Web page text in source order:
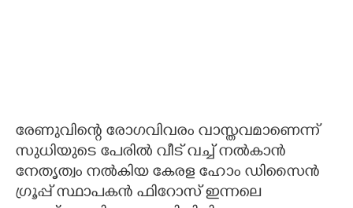
രേണുവിന്റെ രോഗവിവരം വാസ്തവമാണെന്ന്
സുധിയുടെ പേരിൽ വീട് വച്ച് നൽകാൻ
നേതൃത്വം നൽകിയ കേരള ഹോം ഡിസൈൻ
ഗ്രൂപ്പ് സ്ഥാപകൻ ഫിറോസ് ഇന്നലെ